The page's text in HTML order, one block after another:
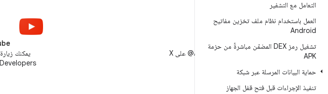
التعامل مع التشفير
العمل باستخدام نظام ملف تخزين مفاتيح
Android
تشغيل رمز DEX المضمّن مباشرةً من حزمة
APK
حماية البيانات المرسلة عبر شبكة
تنفيذ الإجراءات قبل فتح قفل الجهاز
X
متابعة AndroidDev@ على X
Developers على YouTube.